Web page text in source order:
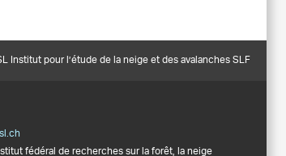
Institut pour l’étude de la neige et des avalanches SLF
fédéral de recherches sur la forêt, la neige